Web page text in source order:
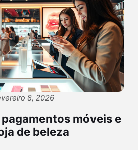
8, 2026
móveis e
de beleza